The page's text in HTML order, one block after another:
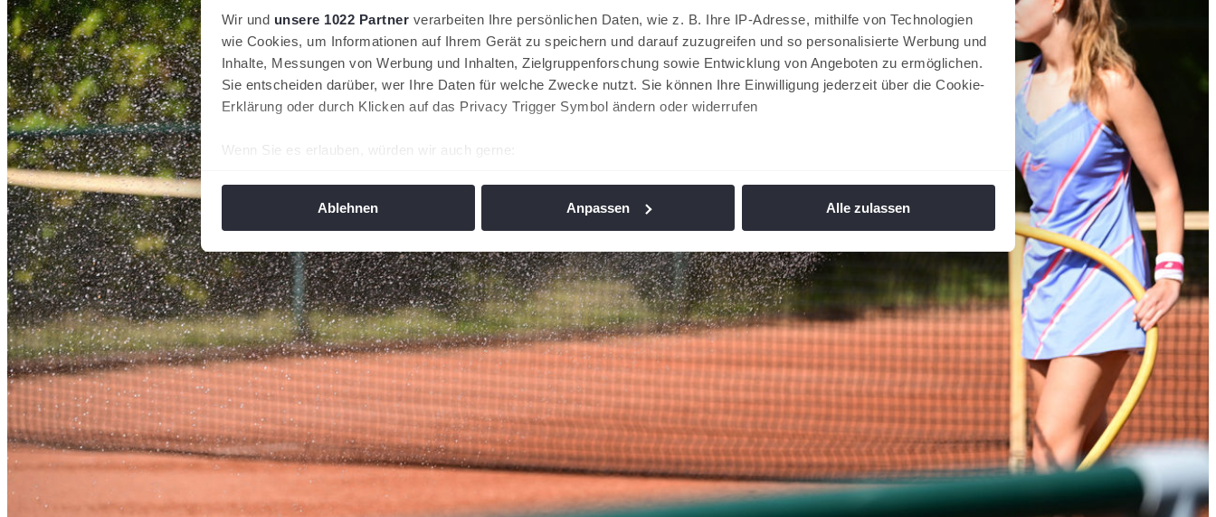
Wir und unsere 1022 Partner verarbeiten Ihre persönlichen Daten, wie z. B. Ihre IP-Adresse, mithilfe von Technologien
wie Cookies, um Informationen auf Ihrem Gerät zu speichern und darauf zuzugreifen und so personalisierte Werbung und
Inhalte, Messungen von Werbung und Inhalten, Zielgruppenforschung sowie Entwicklung von Angeboten zu ermöglichen.
Sie entscheiden darüber, wer Ihre Daten für welche Zwecke nutzt. Sie können Ihre Einwilligung jederzeit über die Cookie-
Erklärung oder durch Klicken auf das Privacy Trigger Symbol ändern oder widerrufen
Wenn Sie es erlauben, würden wir auch gerne:
Wir verwenden Cookies, um Inhalte und Anzeigen zu personalisieren, Funktionen für soziale Medien anbieten zu können
und die Zugriffe auf unsere Website zu analysieren. Außerdem geben wir Informationen zu Ihrer Verwendung unserer
Website an unsere Partner für soziale Medien, Werbung und Analysen weiter. Unsere Partner führen diese Informationen
möglicherweise mit weiteren Daten zusammen, die Sie ihnen bereitgestellt haben oder die sie im Rahmen Ihrer Nutzung
der Dienste gesammelt haben. Die
Cookie-Einstellungenkönnen jederzeit über den Link im Footer aufgerufen und
angepasst werden.
Ablehnen Anpassen Alle zulassen